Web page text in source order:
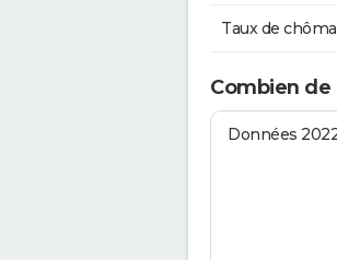
Taux de
Combien de
Données